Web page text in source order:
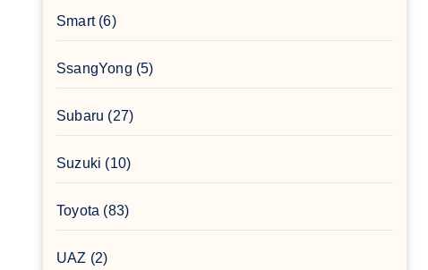
Smart(6)
SsangYong (5)
Subaru (27)
Suzuki (10)
Toyota (83)
UAZ (2)